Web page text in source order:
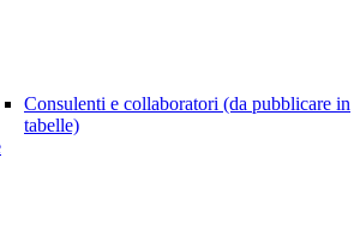
Consulenti e collaboratori (da pubblicare in
tabelle)